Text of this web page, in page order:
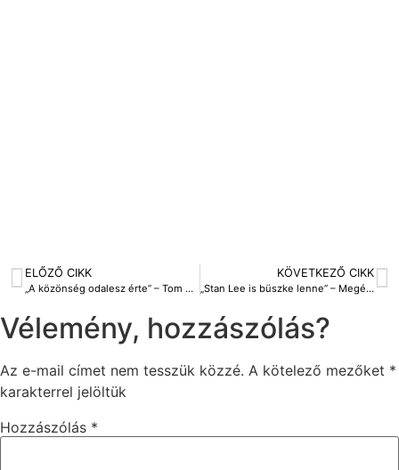
ELŐZŐ CIKK
„A közönség odalesz érte” – Tom Holland szerint látványában is új irányt vesz az új Pókember-film
KÖVETKEZŐ CIKK
„Stan Lee is büszke lenne” – Megérkeztek az első reakciók A Fantasztikus 4-esre
Vélemény, hozzászólás?
Az e-mail címet nem tesszük közzé. A kötelező mezőket *
karakterrel jelöltük
Hozzászólás *